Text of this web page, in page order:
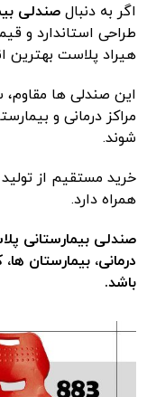
اگر به دنبالصندلی
هیراد پلاست
این صندلی ها
مراکز درمانی و
شوند.
خرید مستقیم از
همراه دارد.
صندلی بیمارستانی
درمانی، بیمارستان
باشد.